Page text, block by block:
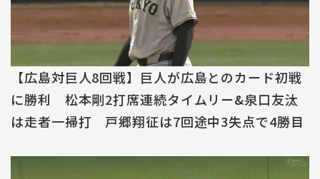
【広島対巨人8回戦】巨人が広島とのカード初戦
に勝利 松本剛2打席連続タイムリー&泉口友汰
は走者一掃打 戸郷翔征は7回途中3失点で4勝目